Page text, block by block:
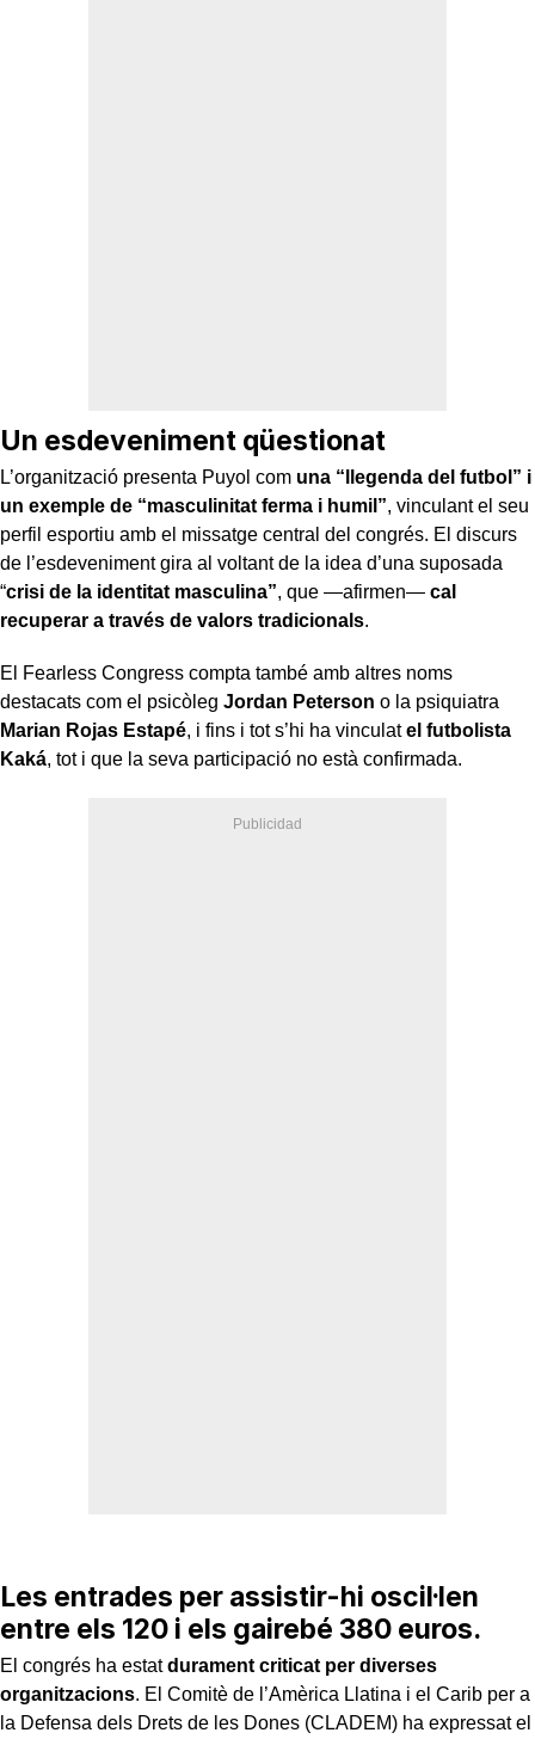
Un esdeveniment qüestionat
L’organització presenta Puyol com una “llegenda del futbol” i
un exemple de “masculinitat ferma i humil”, vinculant el seu
perfil esportiu amb el missatge central del congrés. El discurs
de l’esdeveniment gira al voltant de la idea d’una suposada
“crisi de la identitat masculina”, que —afirmen— cal
recuperar a través de valors tradicionals.
El Fearless Congress compta també amb altres noms
destacats com el psicòleg Jordan Peterson o la psiquiatra
Marian Rojas Estapé, i fins i tot s’hi ha vinculatel futbolista
Kaká, tot i que la seva participació no està confirmada.
Les entrades per assistir-hi oscil·len
entre els 120 i els gairebé 380 euros.
El congrés ha estatdurament criticat per diverses
organitzacions. El Comitè de l’Amèrica Llatina i el Carib per a
la Defensa dels Drets de les Dones (CLADEM) ha expressat el